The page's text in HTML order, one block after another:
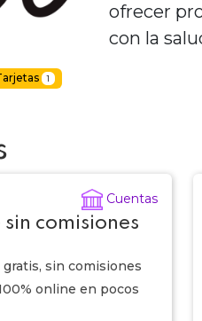
ofrecer
con la
1
Cuentas
comisiones
sin comisiones
online en pocos